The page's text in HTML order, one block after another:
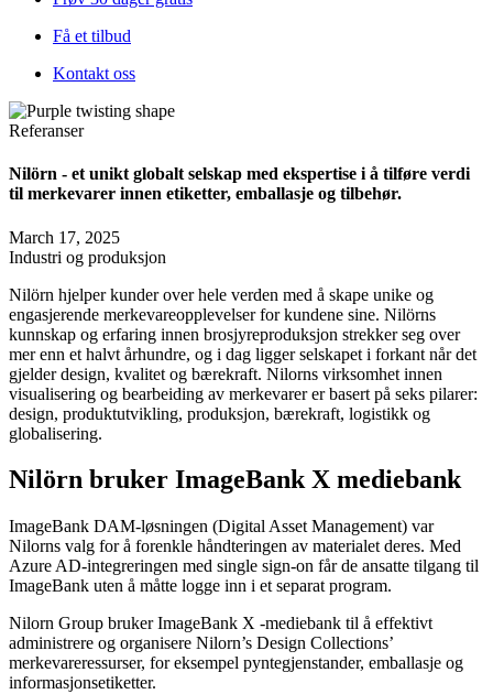
Få et tilbud
Kontakt oss
Referanser
Nilörn - et unikt globalt selskap med ekspertise i å tilføre verdi
til merkevarer innen etiketter, emballasje og tilbehør.
March 17, 2025
Industri og produksjon
Nilörn hjelper kunder over hele verden med å skape unike og
engasjerende merkevareopplevelser for kundene sine. Nilörns
kunnskap og erfaring innen brosjyreproduksjon strekker seg over
mer enn et halvt århundre, og i dag ligger selskapet i forkant når det
gjelder design, kvalitet og bærekraft. Nilorns virksomhet innen
visualisering og bearbeiding av merkevarer er basert på seks pilarer:
design, produktutvikling, produksjon, bærekraft, logistikk og
globalisering.
Nilörn bruker ImageBank X mediebank
ImageBank DAM-løsningen (Digital Asset Management) var
Nilorns valg for å forenkle håndteringen av materialet deres. Med
Azure AD-integreringen med single sign-on får de ansatte tilgang til
ImageBank uten å måtte logge inn i et separat program.
Nilorn Group bruker ImageBank X -mediebank til å effektivt
administrere og organisere Nilorn’s Design Collections’
merkevareressurser, for eksempel pyntegjenstander, emballasje og
informasjonsetiketter.